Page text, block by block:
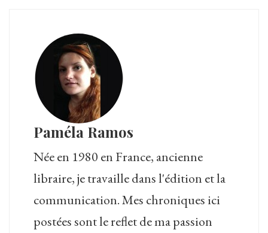
Paméla Ramos
Née en 1980 en France, ancienne
libraire, je travaille dans l'édition et la
communication. Mes chroniques ici
postées sont le reflet de ma passion